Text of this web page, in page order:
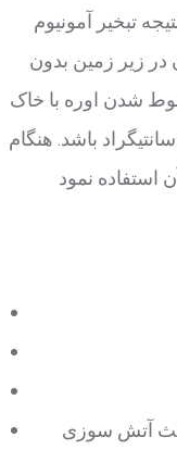
تبخیر آمونیوم
در زیر زمین بدون
شدن اوره با خاک
همین دلیل هنگام استفاده از کود اوره، دما باید بین 15 تا 20 درجه سانتیگراد باشد. هنگام
آتش سوزی